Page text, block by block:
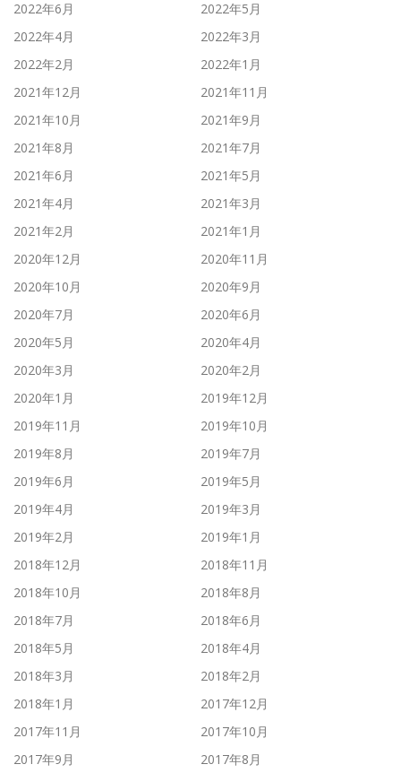
2022年6月
2022年5月
2022年4月
2022年3月
2022年2月
2022年1月
2021年12月
2021年11月
2021年10月
2021年9月
2021年8月
2021年7月
2021年6月
2021年5月
2021年4月
2021年3月
2021年2月
2021年1月
2020年12月
2020年11月
2020年10月
2020年9月
2020年7月
2020年6月
2020年5月
2020年4月
2020年3月
2020年2月
2020年1月
2019年12月
2019年11月
2019年10月
2019年8月
2019年7月
2019年6月
2019年5月
2019年4月
2019年3月
2019年2月
2019年1月
2018年12月
2018年11月
2018年10月
2018年8月
2018年7月
2018年6月
2018年5月
2018年4月
2018年3月
2018年2月
2018年1月
2017年12月
2017年11月
2017年10月
2017年9月
2017年8月